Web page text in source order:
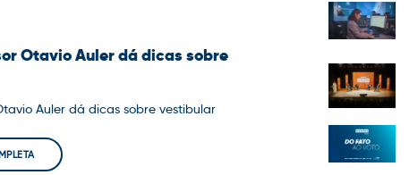
Otavio Auler dá dicas sobre
Auler dá dicas sobre vestibular